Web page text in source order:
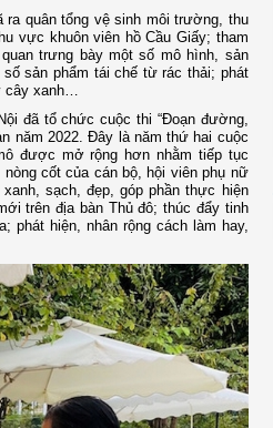
ra quân tổng vệ sinh môi trường, thu
vực khuôn viên hồ Cầu Giấy; tham
trưng bày một số mô hình, sản
sản phẩm tái chế từ rác thải; phát
xanh…
đã tổ chức cuộc thi “Đoạn đường,
năm 2022. Đây là năm thứ hai cuộc
được mở rộng hơn nhằm tiếp tục
cốt của cán bộ, hội viên phụ nữ
sạch, đẹp, góp phần thực hiện
trên địa bàn Thủ đô; thúc đẩy tinh
phát hiện, nhân rộng cách làm hay,